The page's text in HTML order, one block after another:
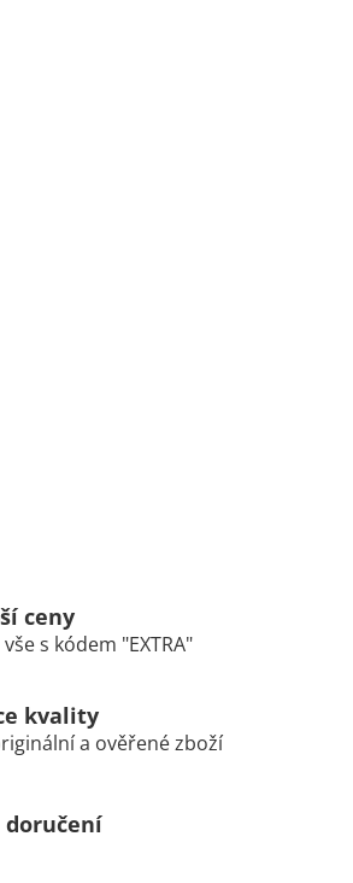
ceny
s kódem "EXTRA"
kvality
a ověřené zboží
doručení